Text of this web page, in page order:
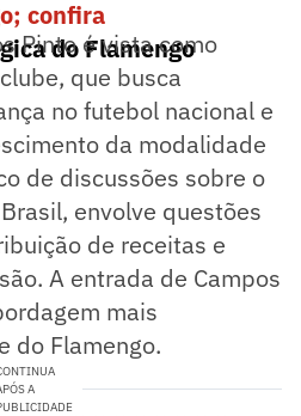
confira
do Flamengo
Pinto é vista como
que busca
no futebol nacional e
da modalidade
de discussões sobre o
envolve questões
de receitas e
A entrada de Campos
mais
do Flamengo.
A